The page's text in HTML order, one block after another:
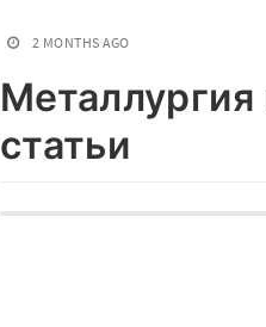
2 MONTHS AGO
статьи